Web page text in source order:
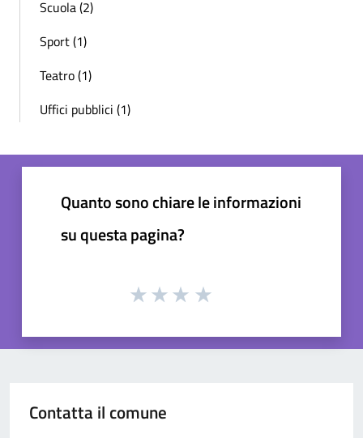
Scuola (2)
Sport (1)
Teatro (1)
Uffici pubblici (1)
Quanto sono chiare le informazioni
su questa pagina?
Contatta il comune